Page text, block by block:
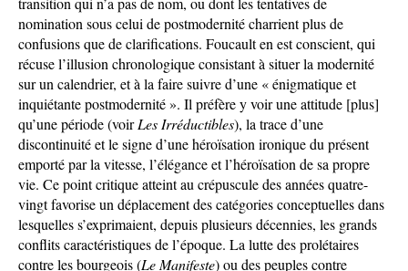
nomination sous celui de postmodernité charrient plus de
confusions que de clarifications. Foucault en est conscient, qui
récuse l’illusion chronologique consistant à situer la modernité
sur un calendrier, et à la faire suivre d’une « énigmatique et
inquiétante postmodernité ». Il préfère y voir une attitude [plus]
qu’une période (voirLes Irréductibles), la trace d’une
discontinuité et le signe d’une héroïsation ironique du présent
emporté par la vitesse, l’élégance et l’héroïsation de sa propre
vie. Ce point critique atteint au crépuscule des années quatre-
vingt favorise un déplacement des catégories conceptuelles dans
lesquelles s’exprimaient, depuis plusieurs décennies, les grands
conflits caractéristiques de l’époque. La lutte des prolétaires
contre les bourgeois (Le Manifeste) ou des peuples contre